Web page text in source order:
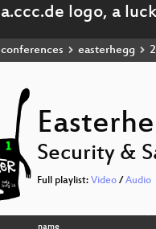
conferences easterhegg
Security &
Full playlist: Video / Audio